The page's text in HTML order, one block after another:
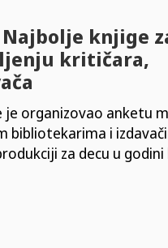
knjige
kritičara,
organizovao anketu
bibliotekarima i
za decu u